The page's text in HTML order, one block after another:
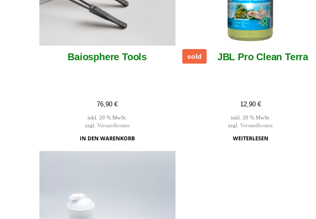
Baiosphere Tools
76,90€
inkl. 20 % MwSt.
zzgl. Versandkosten
IN DEN WARENKORB
sold JBL Pro Clean Terra
12,90 €
inkl. 20 % MwSt.
zzgl.Versandkosten
WEITERLESEN